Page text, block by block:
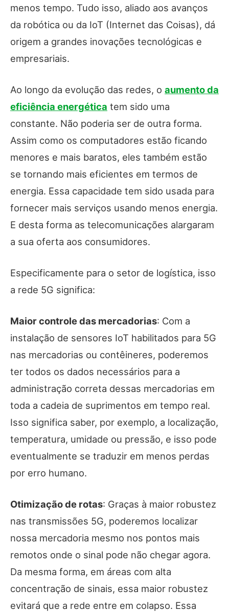
menos tempo. Tudo isso, aliado aos avanços
da robótica ou da IoT (Internet das Coisas), dá
origem a grandes inovações tecnológicas e
empresariais.
Ao longo da evolução das redes, o aumento da
eficiência energética tem sido uma
constante. Não poderia ser de outra forma.
Assim como os computadores estão ficando
menores e mais baratos, eles também estão
se tornando mais eficientes em termos de
energia. Essa capacidade tem sido usada para
fornecer mais serviços usando menos energia.
E desta forma as telecomunicações alargaram
a sua oferta aos consumidores.
Especificamente para o setor de logística, isso
a rede 5G significa:
Maior controle das mercadorias: Com a
instalação de sensores IoT habilitados para 5G
nas mercadorias ou contêineres, poderemos
ter todos os dados necessários para a
administração correta dessas mercadorias em
toda a cadeia de suprimentos em tempo real.
Isso significa saber, por exemplo, a localização,
temperatura, umidade ou pressão, e isso pode
eventualmente se traduzir em menos perdas
por erro humano.
Otimização de rotas: Graças à maior robustez
nas transmissões 5G, poderemos localizar
nossa mercadoria mesmo nos pontos mais
remotos onde o sinal pode não chegar agora.
Da mesma forma, em áreas com alta
concentração de sinais, essa maior robustez
evitará que a rede entre em colapso. Essa